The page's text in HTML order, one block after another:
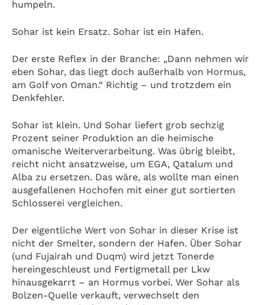
humpeln.
Sohar ist kein Ersatz. Sohar ist ein Hafen.
Der erste Reflex in der Branche: „Dann nehmen wir
eben Sohar, das liegt doch außerhalb von Hormus,
am Golf von Oman.“ Richtig – und trotzdem ein
Denkfehler.
Sohar ist klein. Und Sohar liefert grob sechzig
Prozent seiner Produktion an die heimische
omanische Weiterverarbeitung. Was übrig bleibt,
reicht nicht ansatzweise, um EGA, Qatalum und
Alba zu ersetzen. Das wäre, als wollte man einen
ausgefallenen Hochofen mit einer gut sortierten
Schlosserei vergleichen.
Der eigentliche Wert von Sohar in dieser Krise ist
nicht der Smelter, sondern der Hafen. Über Sohar
(und Fujairah und Duqm) wird jetzt Tonerde
hereingeschleust und Fertigmetall per Lkw
hinausgekarrt – an Hormus vorbei. Wer Sohar als
Bolzen-Quelle verkauft, verwechselt den